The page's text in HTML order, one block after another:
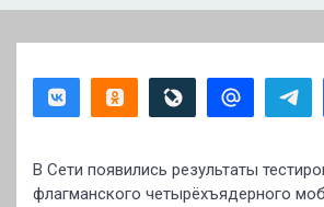
В Сети появились результаты
флагманского четырёхъядерного